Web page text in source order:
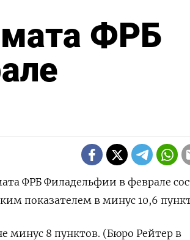
ФРБ
ФРБ Филадельфии ​​​​​​​​в феврале
показателем в минус 10,6
минус 8 пунктов. (Бюро Рейтер в